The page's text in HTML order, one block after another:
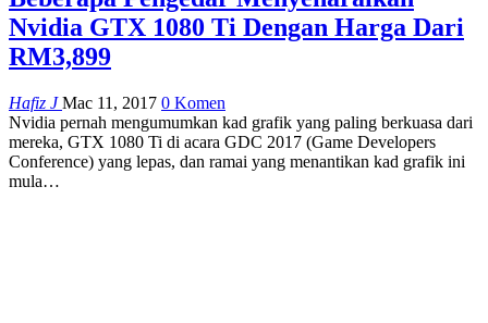
Nvidia GTX 1080 Ti Dengan Harga Dari
RM3,899
Hafiz JMac 11, 2017 0 Komen
Nvidia pernah mengumumkan kad grafik yang paling berkuasa dari
mereka, GTX 1080 Ti di acara GDC 2017 (Game Developers
Conference) yang lepas, dan ramai yang menantikan kad grafik ini
mula…